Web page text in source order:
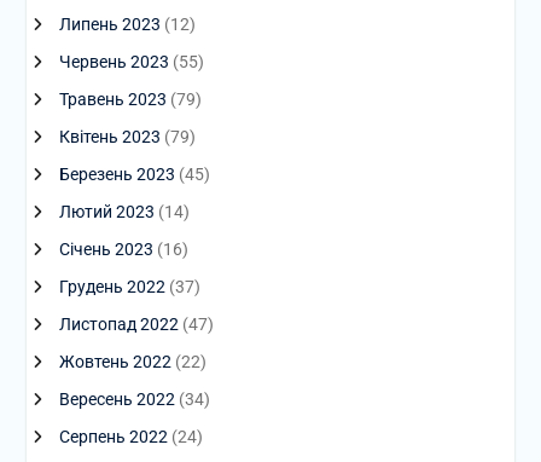
Липень 2023 (12)
Червень 2023 (55)
Травень 2023 (79)
Квітень 2023 (79)
Березень 2023 (45)
Лютий 2023 (14)
Січень 2023 (16)
Грудень 2022(37)
Листопад 2022(47)
Жовтень 2022(22)
Вересень 2022(34)
Серпень 2022(24)